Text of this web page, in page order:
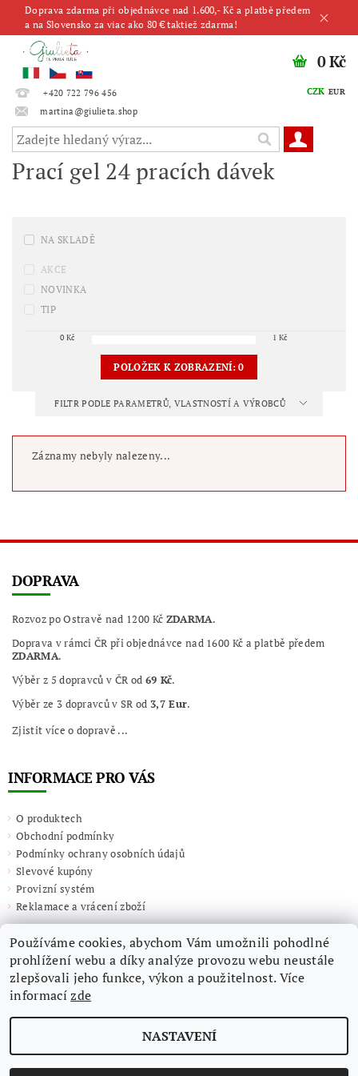
Doprava zdarma při objednávce nad 1.600,- Kč a platbě předem
a na Slovensko za viac ako 80 € taktiež zdarma!
+420 722 796 456
martina@giulieta.shop
CZK EUR
0 Kč
Prací gel 24 pracích dávek
NA SKLADĚ
AKCE
NOVINKA
TIP
0 Kč 1 Kč
POLOŽEK K ZOBRAZENÍ:0
FILTR PODLE PARAMETRŮ, VLASTNOSTÍ A VÝROBCŮ
Záznamy nebyly nalezeny...
DOPRAVA
Rozvoz po Ostravě nad 1200 Kč ZDARMA.
Doprava v rámci ČR při objednávce nad 1600 Kč a platbě předem
ZDARMA.
Výběr z 5 dopravců v ČR od 69 Kč.
Výběr ze 3 dopravců v SR od 3,7 Eur.
Zjistit více o dopravě ...
INFORMACE PRO VÁS
O produktech
Obchodní podmínky
Podmínky ochrany osobních údajů
Slevové kupóny
Provizní systém
Reklamace a vrácení zboží
Používáme cookies, abychom Vám umožnili pohodlné
prohlížení webu a díky analýze provozu webu neustále
zlepšovali jeho funkce, výkon a použitelnost. Více
informacízde
NASTAVENÍ